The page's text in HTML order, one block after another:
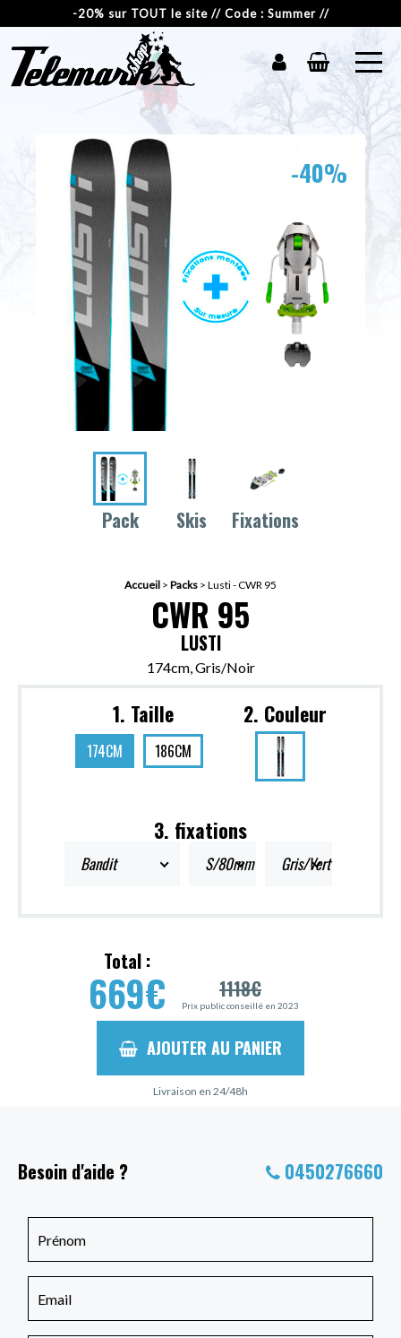
-20% sur TOUT le site // Code : Summer //
-40%
Pack Skis Fixations
Accueil > Packs > Lusti - CWR 95
CWR 95
LUSTI
174cm, Gris/Noir
1. Taille
174CM 186CM
2. Couleur
3. fixations
Bandit S/80mm Gris/Vert
Total :
669€ 1118€
Prix public conseillé en 2023
AJOUTER AU PANIER
Livraison en 24/48h
Besoin d'aide ? 0450276660